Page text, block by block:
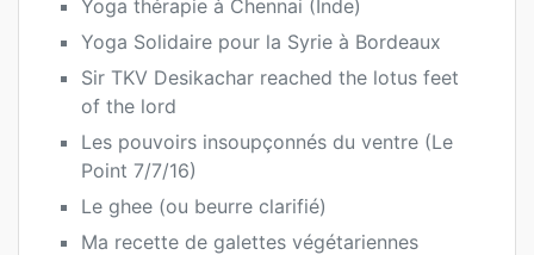
Yoga thérapie à Chennai (Inde)
Yoga Solidaire pour la Syrie à Bordeaux
Sir TKV Desikachar reached the lotus feet
of the lord
Les pouvoirs insoupçonnés du ventre (Le
Point 7/7/16)
Le ghee (ou beurre clarifié)
Ma recette de galettes végétariennes